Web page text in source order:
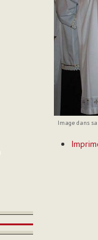
Image dans
sur